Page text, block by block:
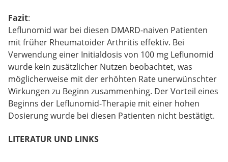
Fazit:
Leflunomid war bei diesen DMARD-naiven Patienten
mit früher Rheumatoider Arthritis effektiv. Bei
Verwendung einer Initialdosis von 100 mg Leflunomid
wurde kein zusätzlicher Nutzen beobachtet, was
möglicherweise mit der erhöhten Rate unerwünschter
Wirkungen zu Beginn zusammenhing. Der Vorteil eines
Beginns der Leflunomid-Therapie mit einer hohen
Dosierung wurde bei diesen Patienten nicht bestätigt.
LITERATUR UND LINKS